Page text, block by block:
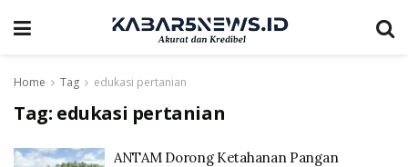
Home Tag edukasi pertanian
Tag: edukasi pertanian
ANTAM Dorong Ketahanan Pangan